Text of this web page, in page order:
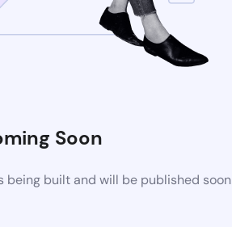
Soon
being built and will be published soon